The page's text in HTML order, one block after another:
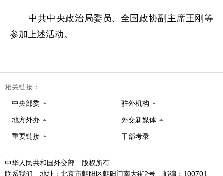
中共中央政治局委员、全国政协副主席王刚等
参加上述活动。
相关链接：
中央部委 驻外机构
地方外办 外交新媒体
重要链接 干部考录
中华人民共和国外交部 版权所有
联系我们 地址：北京市朝阳区朝阳门南大街2号 邮编：100701